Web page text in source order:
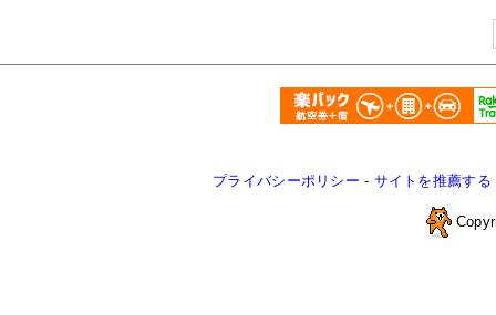
プライバシーポリシー - サイトを推薦する